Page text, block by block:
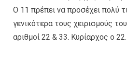
Ο 11 πρέπει να προσέχει πολύ
γενικότερα τους χειρισμούς
αριθμοί 22 & 33. Κυρίαρχος ο 22.